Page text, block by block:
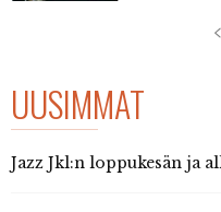
UUSIMMAT
Jazz Jkl:n loppukesän ja